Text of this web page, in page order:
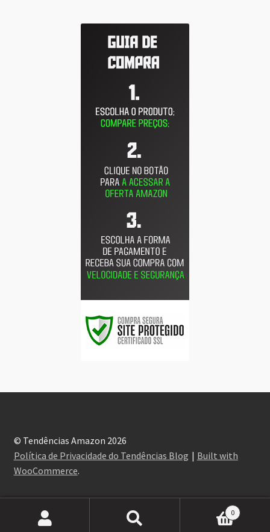
© Tendências Amazon 2026
Política de Privacidade do Tendências Blog
Built with
WooCommerce.
Pesquisar
Pesquisar
0